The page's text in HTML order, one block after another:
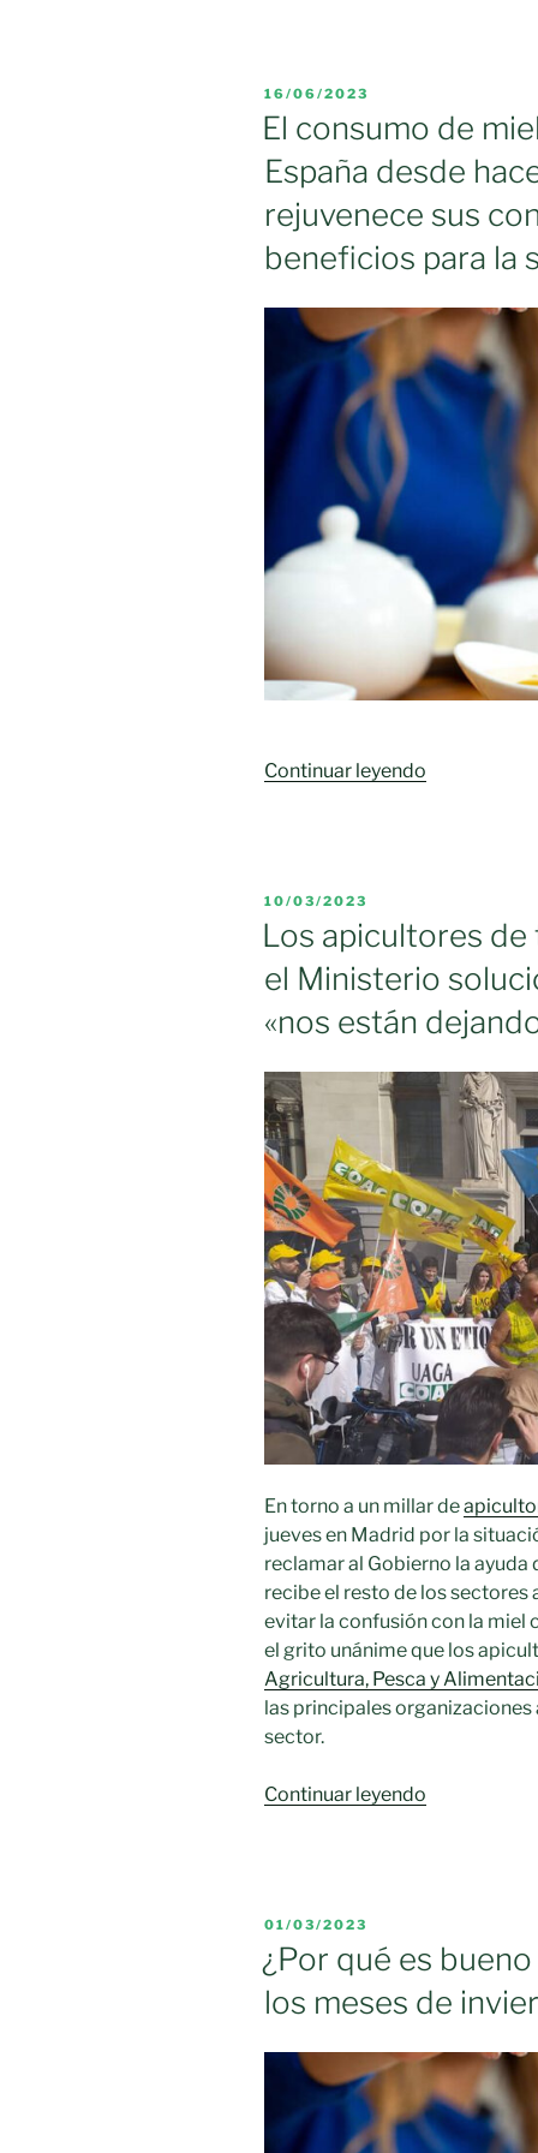
al
Ministerio
urgentes»
ante
la
grave
crisis
del
sector
protestas»
PUBLICADO
EL
16/06/2023
El consumo de
España desde
rejuvenece sus
beneficios para la
Continuar leyendo
en
España
hace
década
rejuvenece
sus
pese
a
sus
beneficios
para
la
salud»
PUBLICADO
EL
10/03/2023
Los apicultores de
el Ministerio
«nos están
En torno a un millar de
jueves en Madrid por la
reclamar al Gobierno la
recibe el resto de los sectores
evitar la confusión con la miel
el grito unánime que los
Agricultura, Pesca y
las principales
sector.
Continuar leyendo
ante
el
soluciones
ayudas
porque
PUBLICADO
EL
01/03/2023
¿Por qué es
los meses de